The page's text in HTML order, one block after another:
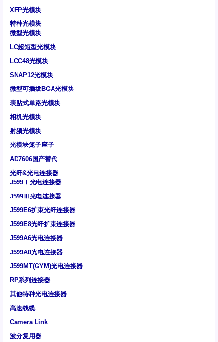
XFP光模块
特种光模块
微型光模块
LC超短型光模块
LCC48光模块
SNAP12光模块
微型可插拔BGA光模块
表贴式单路光模块
相机光模块
射频光模块
光模块笼子座子
AD7606国产替代
光纤&光电连接器
J599Ⅰ光电连接器
J599Ⅲ光电连接器
J599E6扩束光纤连接器
J599E8光纤扩束连接器
J599A6光电连接器
J599A8光电连接器
J599MT(GYM)光电连接器
RP系列连接器
其他特种光电连接器
高速线缆
Camera Link
波分复用器